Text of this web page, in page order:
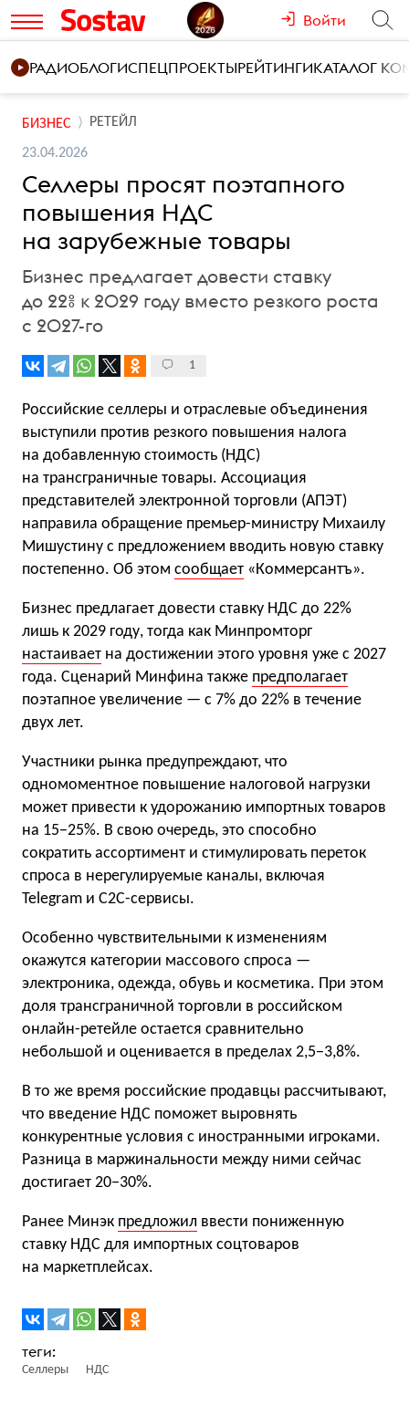
Войти
РАДИОБЛОГИСПЕЦПРОЕКТЫРЕЙТИНГИКАТАЛОГ
БИЗНЕС РЕТЕЙЛ
23.04.2026
Селлеры просят поэтапного
повышения НДС
на зарубежные товары
Бизнес предлагает довести ставку
до 22% к 2029 году вместо резкого роста
с 2027-го
1
Российские селлеры и отраслевые объединения
выступили против резкого повышения налога
на добавленную стоимость (НДС)
на трансграничные товары. Ассоциация
представителей электронной торговли (АПЭТ)
направила обращение премьер-министру Михаилу
Мишустину с предложением вводить новую ставку
постепенно. Об этом сообщает «Коммерсантъ».
Бизнес предлагает довести ставку НДС до 22%
лишь к 2029 году, тогда как Минпромторг
настаивает на достижении этого уровня уже с 2027
года. Сценарий Минфина также предполагает
поэтапное увеличение — с 7% до 22% в течение
двух лет.
Участники рынка предупреждают, что
одномоментное повышение налоговой нагрузки
может привести к удорожанию импортных товаров
на 15−25%. В свою очередь, это способно
сократить ассортимент и стимулировать переток
спроса в нерегулируемые каналы, включая
Telegram и C2C-сервисы.
Особенно чувствительными к изменениям
окажутся категории массового спроса —
электроника, одежда, обувь и косметика. При этом
доля трансграничной торговли в российском
онлайн-ретейле остается сравнительно
небольшой и оценивается в пределах 2,5−3,8%.
В то же время российские продавцы рассчитывают,
что введение НДС поможет выровнять
конкурентные условия с иностранными игроками.
Разница в маржинальности между ними сейчас
достигает 20−30%.
Ранее Минэк предложил ввести пониженную
ставку НДС для импортных соцтоваров
на маркетплейсах.
Селлеры НДС